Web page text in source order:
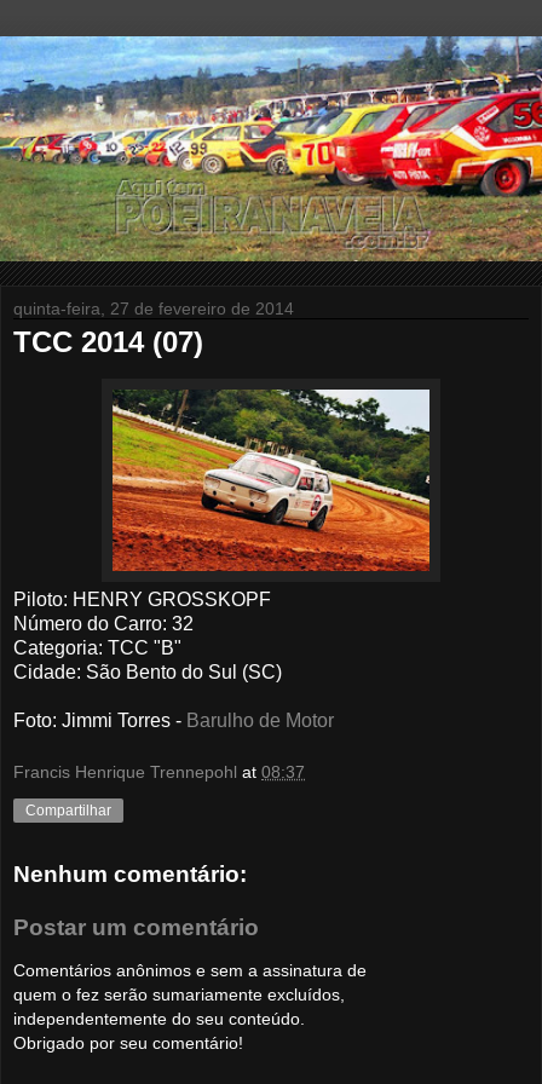
quinta-feira, 27 de fevereiro de 2014
TCC 2014 (07)
Piloto: HENRY GROSSKOPF
Número do Carro: 32
Categoria: TCC "B"
Cidade: São Bento do Sul (SC)
Foto: Jimmi Torres - Barulho de Motor
Francis Henrique Trennepohl at 08:37
Compartilhar
Nenhum comentário:
Postar um comentário
Comentários anônimos e sem a assinatura de
quem o fez serão sumariamente excluídos,
independentemente do seu conteúdo.
Obrigado por seu comentário!